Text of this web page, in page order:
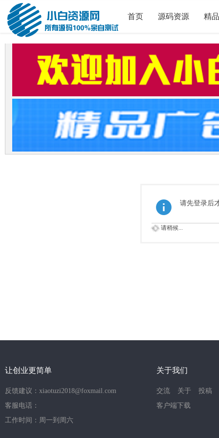
首页 源码资源 精
请先登录后
请稍候...
让创业更简单
反馈建议：xiaotuzi2018@foxmail.com
客服电话：
工作时间：周一到周六
关于我们
交流 关于
投稿
客户端下载